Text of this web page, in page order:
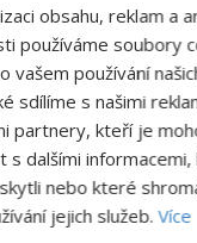
Richard
sebezáchovy a
mercedesu jako
katastrofou,
stromu! Policie ve vraku
schovaný kokain.
obsahu, reklam a
používáme soubory
vašem používání
sdílíme s našimi
partnery, kteří je
s dalšími
nebo které
jejich služeb.Více